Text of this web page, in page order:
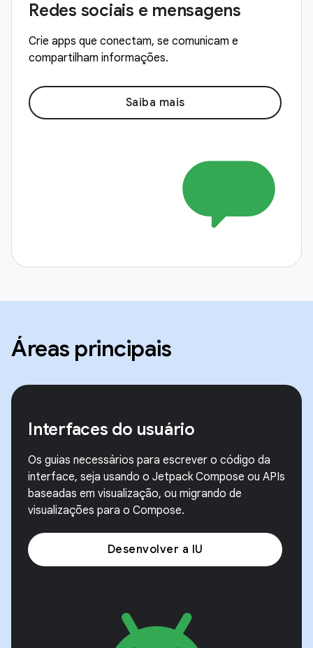
Redes sociais e mensagens
Crie apps que conectam, se comunicam e
compartilham informações.
Saiba mais
Áreas principais
Interfaces do usuário
Os guias necessários para escrever o código da
interface, seja usando o Jetpack Compose ou APIs
baseadas em visualização, ou migrando de
visualizações para o Compose.
Desenvolver a IU